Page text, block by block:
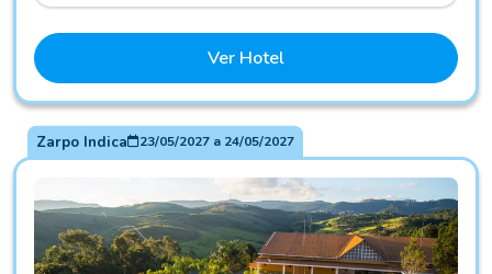
Ver Hotel
Zarpo Indica 23/05/2027a 24/05/2027